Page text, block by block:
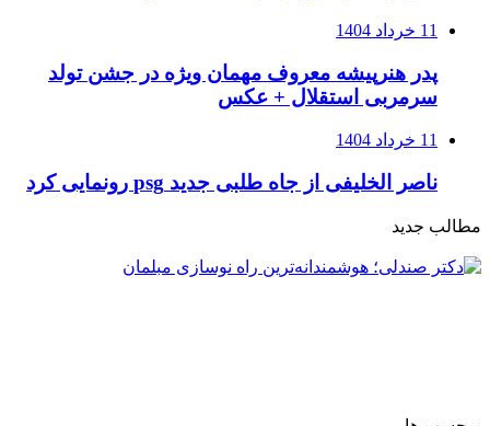
11 خرداد 1404
پدر هنرپیشه معروف مهمان ویژه در جشن تولد
سرمربی استقلال + عکس
11 خرداد 1404
ناصر الخلیفی از جاه طلبی جدید psg رونمایی کرد
مطالب جدید